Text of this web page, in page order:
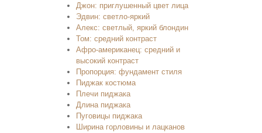
Джон: приглушенный цвет лица
Эдвин: светло-яркий
Алекс: светлый, яркий блондин
Том: средний контраст
Афро-американец: средний и
высокий контраст
Пропорция: фундамент стиля
Пиджак костюма
Плечи пиджака
Длина пиджака
Пуговицы пиджака
Ширина горловины и лацканов